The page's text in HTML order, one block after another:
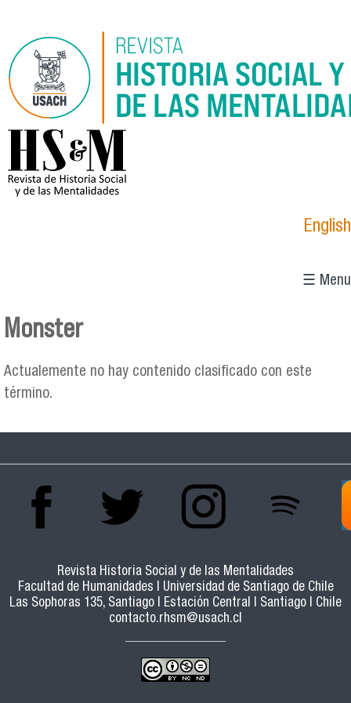
logo_hsm_2021.png
English
☰ Menu
Monster
Actualemente no hay contenido clasificado con este
término.
Revista Historia Social y de las Mentalidades
Facultad de Humanidades | Universidad de Santiago de Chile
Las Sophoras 135, Santiago | Estación Central | Santiago | Chile
contacto.rhsm@usach.cl